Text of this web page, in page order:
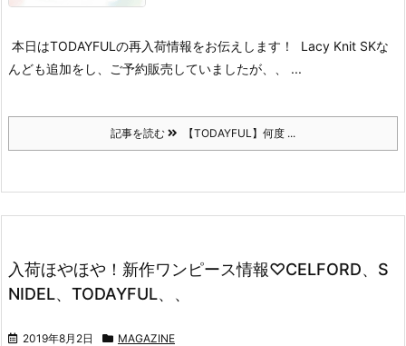
本日はTODAYFULの再入荷情報をお伝えします！ Lacy Knit SKな
んども追加をし、ご予約販売していましたが、、 ...
記事を読む 【TODAYFUL】何度 ...
入荷ほやほや！新作ワンピース情報♡CELFORD、S
NIDEL、TODAYFUL、、
2019年8月2日 MAGAZINE